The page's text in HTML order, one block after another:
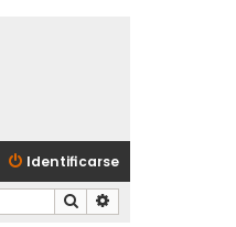
Identificarse
Buscar